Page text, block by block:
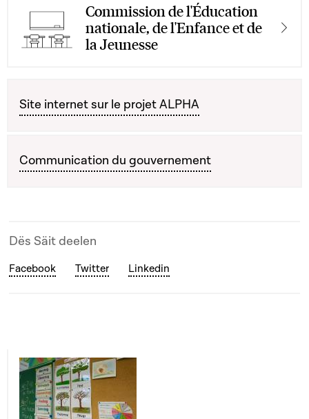
Commission de l'Éducation
nationale, de l'Enfance et de
la Jeunesse
Site internet sur le projet ALPHA
Communication du gouvernement
Dës Säit deelen
Facebook Twitter Linkedin